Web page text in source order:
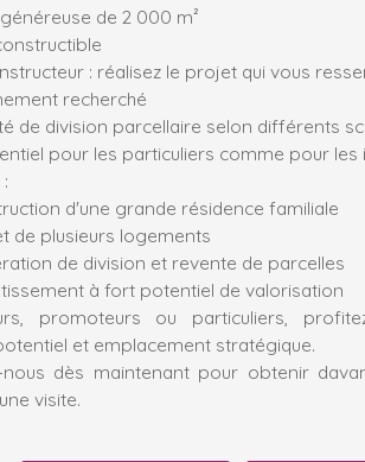
de 2 000 m²
: réalisez le projet qui vous
recherché
de division parcellaire selon différents
pour les particuliers comme pour les
d'une grande résidence familiale
de plusieurs logements
de division et revente de parcelles
à fort potentiel de valorisation
promoteurs ou particuliers,
et emplacement stratégique.
nous dès maintenant pour obtenir
visite.